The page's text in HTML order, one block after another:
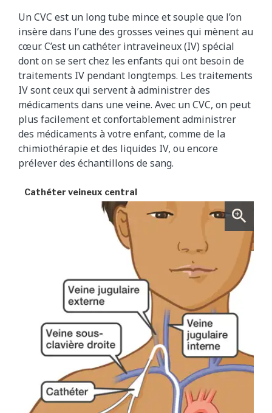
Un CVC est un long tube mince et souple que l’on
insère dans l’une des grosses veines qui mènent au
cœur. C’est un cathéter intraveineux (IV) spécial
dont on se sert chez les enfants qui ont besoin de
traitements IV pendant longtemps. Les traitements
IV sont ceux qui servent à administrer des
médicaments dans une veine. Avec un CVC, on peut
plus facilement et confortablement administrer
des médicaments à votre enfant, comme de la
chimiothérapie et des liquides IV, ou encore
prélever des échantillons de sang.
Cathéter veineux central